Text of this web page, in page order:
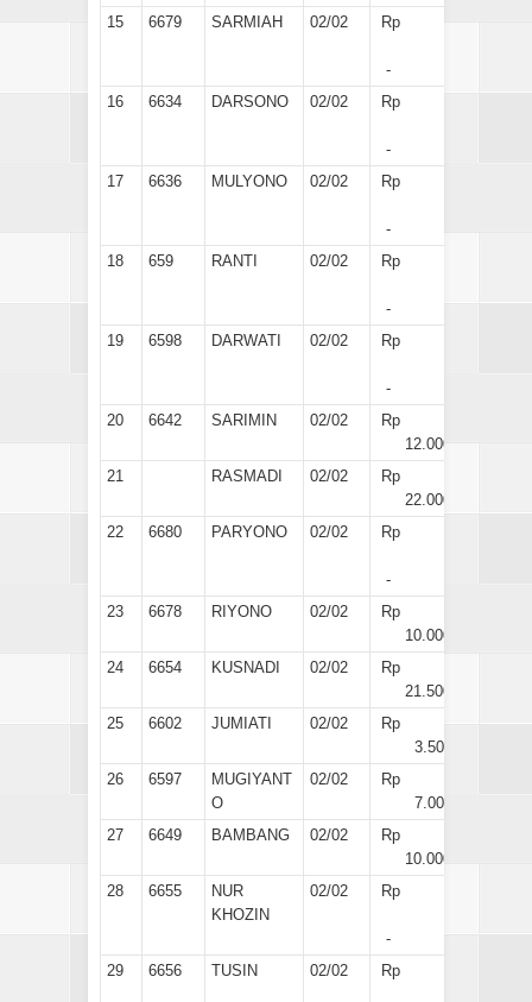
15
6679 SARMIAH 02/02 Rp
-
16
6634 DARSONO 02/02 Rp
-
17
6636 MULYONO 02/02 Rp
-
18
659 RANTI 02/02 Rp
-
19
6598 DARWATI 02/02 Rp
-
20
6642 SARIMIN 02/02
Rp
12.000
21
RASMADI 02/02
Rp
22.000
22
6680 PARYONO 02/02 Rp
-
23
6678 RIYONO 02/02
Rp
10.000
24
6654 KUSNADI 02/02
Rp
21.500
25
6602 JUMIATI 02/02
Rp
3.500
26
6597
MUGIYANT
O
02/02
Rp
7.000
27
6649 BAMBANG 02/02
Rp
10.000
28
6655
NUR
KHOZIN
02/02 Rp
-
29
6656 TUSIN 02/02 Rp